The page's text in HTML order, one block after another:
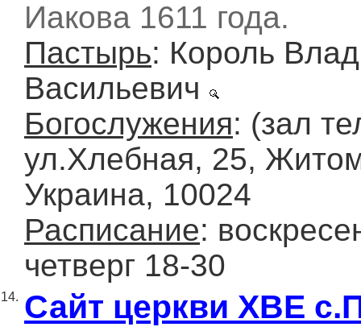
Иакова 1611 года.
Пастырь: Король
Васильевич
Богослужения: (зал
ул.Хлебная, 25,
Украина, 10024
Расписание:
четверг 18-30
14. Сайт церкви ХВЕ